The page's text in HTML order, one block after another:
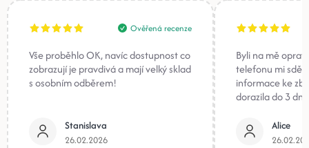
Ověřená recenze
Vše proběhlo OK, navíc dostupnost co
zobrazují je pravdivá a mají velký sklad
s osobním odběrem!
Stanislava
26.02.2026
Byli na mě
telefonu mi
informace ke
dorazila do 3
Alice